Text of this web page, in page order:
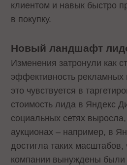
клиентом и навык быстро
в покупку.
Новый ландшафт
Изменения затронули как
эффективность рекламных
это чувствуется в
стоимость лида в Яндекс
социальных сетях
аукционах – например, в
достигла таких масштабов,
компании вынуждены были